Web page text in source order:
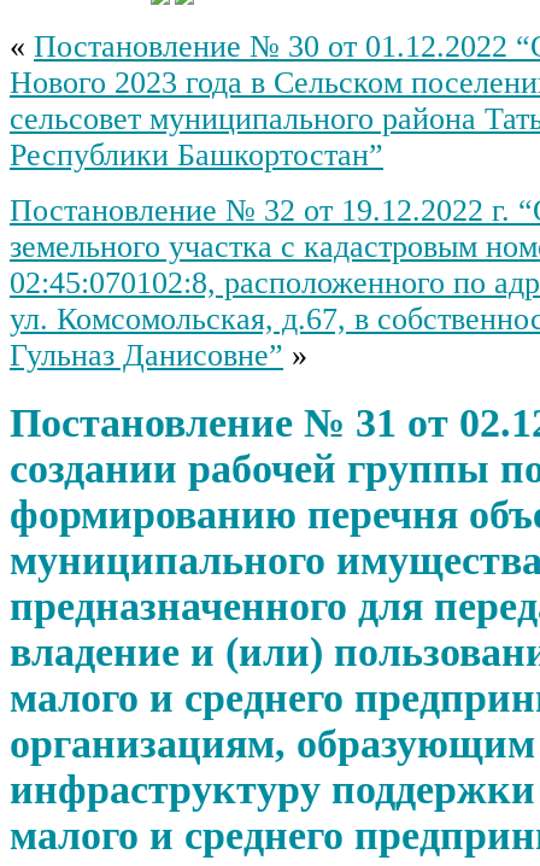
« Постановление № 30 от 01.12.2022
Нового 2023 года в Сельском
сельсовет муниципального района
Республики Башкортостан”
Постановление № 32 от 19.12.2022 г.
земельного участка с кадастровым
02:45:070102:8, расположенного по
ул. Комсомольская, д.67, в
Гульназ Данисовне” »
Постановление № 31 от
создании рабочей группы
формированию перечня
муниципального
предназначенного для
владение и (или)
малого и среднего
организациям, образующим
инфраструктуру поддержки
малого и среднего